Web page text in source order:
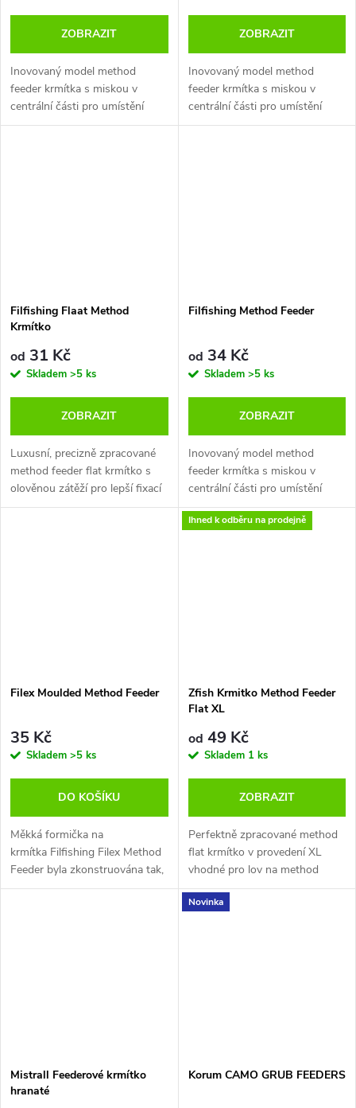
ZOBRAZIT
Inovovaný model method
feeder krmítka s miskou v
centrální části pro umístění
háčku s nástrahou přímo mezi
ZOBRAZIT
Inovovaný model method
feeder krmítka s miskou v
centrální části pro umístění
háčku s nástrahou přímo mezi
obratlíku či gumového korálku
vznikne buď pevná nebo
poloprůbežná montáž.
Filfishing Flaat Method
Krmítko
od 31 Kč
Skladem >5 ks
ZOBRAZIT
Luxusní, precizně zpracované
method feeder flat krmítko s
olověnou zátěží pro lepší fixací
v proudící vodě.
Filfishing Method Feeder
od 34 Kč
Skladem >5 ks
ZOBRAZIT
Inovovaný model method
feeder krmítka s miskou v
centrální části pro umístění
háčku s nástrahou přímo mezi
krmítkovou směs.
Filex Moulded Method Feeder
35 Kč
Skladem >5 ks
DO KOŠÍKU
Měkká formička na
krmítka Filfishing Filex Method
Feeder byla zkonstruována tak,
aby umožnila dokonalé naplnění
Ihned k odběru na prodejně
Zfish Krmitko Method Feeder
Flat XL
od 49 Kč
Skladem 1 ks
ZOBRAZIT
Perfektně zpracované method
flat krmítko v provedení XL
vhodné pro lov na method
feeder nebo kaprařinu. Snadno
udrží vaše krmení i s nástrahou
mixem nahodíte krmítko
Mistrall Feederové krmítko
hranaté
Novinka
Korum CAMO GRUB FEEDERS